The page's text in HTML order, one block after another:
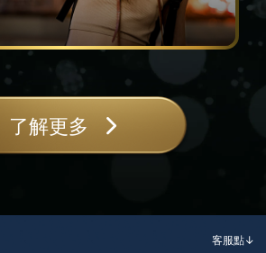
了解更多
客服點↓